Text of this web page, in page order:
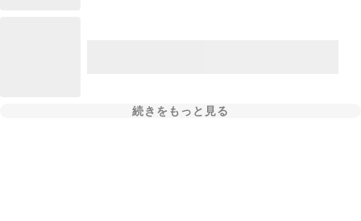
続きをもっと見る